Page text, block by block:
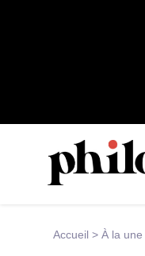
Accueil >À la une